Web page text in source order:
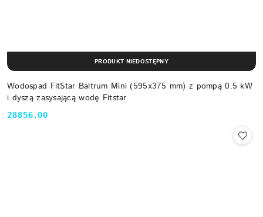
Wodospad FitStar Baltrum Mini (595x375 mm) z pompą 0.5 kW
i dyszą zasysającą wodę Fitstar
Cena:
28856.00
PRODUKT NIEDOSTĘPNY